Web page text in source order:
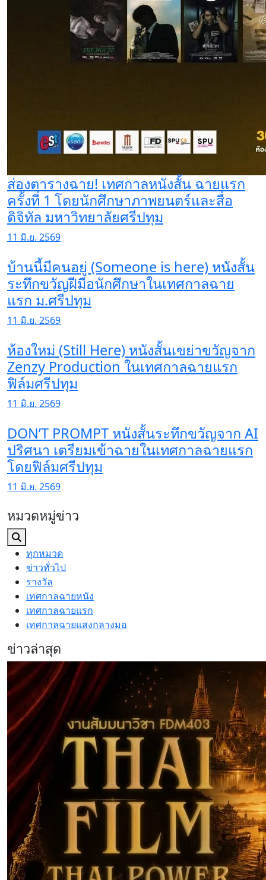
ส่องตารางฉาย! เทศกาลหนังสั้น ฉายแรก
ครั้งที่ 1 โดยนักศึกษาภาพยนตร์และสื่อ
ดิจิทัล มหาวิทยาลัยศรีปทุม
11 มิ.ย. 2569
บ้านนี้มีคนอยู่ (Someone is here) หนังสั้น
ระทึกขวัญฝีมือนักศึกษาในเทศกาลฉาย
แรก ม.ศรีปทุม
11 มิ.ย. 2569
ห้องใหม่ (Still Here) หนังสั้นเขย่าขวัญจาก
Zenzy Production ในเทศกาลฉายแรก
ฟิล์มศรีปทุม
11 มิ.ย. 2569
DON’T PROMPT หนังสั้นระทึกขวัญจาก AI
ปริศนา เตรียมเข้าฉายในเทศกาลฉายแรก
โดยฟิล์มศรีปทุม
11 มิ.ย. 2569
หมวดหมู่ข่าว
ทุกหมวด
ข่าวทั่วไป
รางวัล
เทศกาลฉายหนัง
เทศกาลฉายแรก
เทศกาลฉายแสงกลางมอ
ข่าวล่าสุด